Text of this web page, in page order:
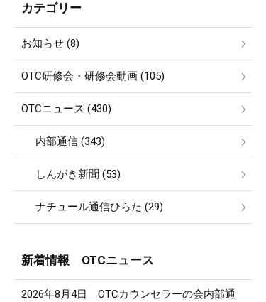
カテゴリー
お知らせ (8)
OTC研修会・研修会動画 (105)
OTCニュース (430)
内部通信 (343)
しんがき新聞 (53)
ナチュール通信ひらた (29)
新着情報 OTCニュース
2026年8月4日 OTCカウンセラーの会内部通